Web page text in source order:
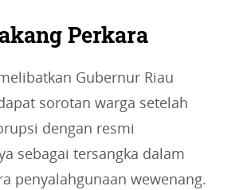
Perkara
Gubernur Riau
sorotan warga setelah
dengan resmi
sebagai tersangka dalam
penyalahgunaan wewenang.